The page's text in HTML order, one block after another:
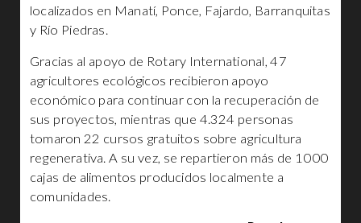
localizados en Manatí, Ponce, Fajardo, Barranquitas
y Río Piedras.
Gracias al apoyo de Rotary International, 47
agricultores ecológicos recibieron apoyo
económico para continuar con la recuperación de
sus proyectos, mientras que 4.324 personas
tomaron 22 cursos gratuitos sobre agricultura
regenerativa. A su vez, se repartieron más de 1000
cajas de alimentos producidos localmente a
comunidades.